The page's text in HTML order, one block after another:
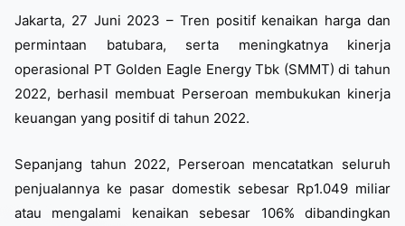
Jakarta, 27 Juni 2023 – Tren positif kenaikan harga dan
permintaan batubara, serta meningkatnya kinerja
operasional PT Golden Eagle Energy Tbk (SMMT) di tahun
2022, berhasil membuat Perseroan membukukan kinerja
keuangan yang positif di tahun 2022.
Sepanjang tahun 2022, Perseroan mencatatkan seluruh
penjualannya ke pasar domestik sebesar Rp1.049 miliar
atau mengalami kenaikan sebesar 106% dibandingkan